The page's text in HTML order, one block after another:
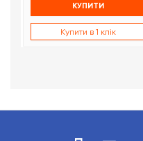
КУПИТИ
Купити в 1 клік